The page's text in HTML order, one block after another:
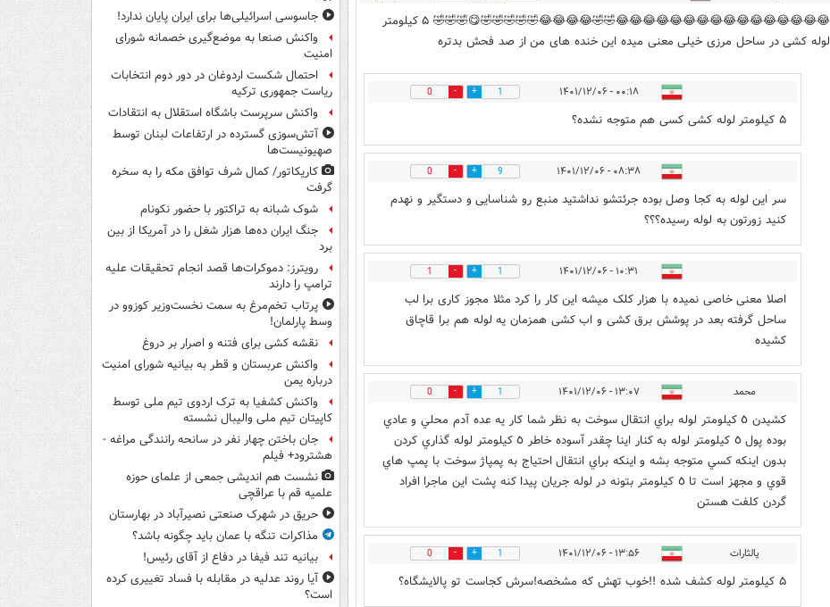
😂😂😂😂😂😂😂😂😂😂😂😂😂😂😂😂🤣🤣😂😂😂😂🤣🤣🤣🤣🤣😋🤣🤣🤣 ۵ کیلومتر
لوله کشی در ساحل مرزی خیلی معنی میده این خنده های من از صد فحش بدتره
۰۰:۱۸ - ۱۴۰۱/۱۲/۰۶ 1
0
۵ کیلومتر لوله کشی کسی هم متوجه نشده؟
۰۸:۳۸ - ۱۴۰۱/۱۲/۰۶ 9
0
سر این لوله به کجا وصل بوده جرئتشو نداشتید منبع رو شناسایی و دستگیر و نهدم
کنید زورتون به لوله رسیده؟؟؟
۱۰:۳۱ - ۱۴۰۱/۱۲/۰۶ 1
1
اصلا معنی خاصی نمیده با هزار کلک میشه این کار را کرد مثلا مجوز کاری برا لب
ساحل گرفته بعد در پوشش برق کشی و اب کشی همزمان یه لوله هم برا قاچاق
کشیده
محمد ۱۳:۰۷ - ۱۴۰۱/۱۲/۰۶ 1
0
كشيدن ٥ كيلومتر لوله براي انتقال سوخت به نظر شما كار يه عده آدم محلي و عادي
بوده پول ٥ كيلومتر لوله به كنار اينا چقدر آسوده خاطر ٥ كيلومتر لوله گذاري كردن
بدون اينكه كسي متوجه بشه و اينكه براي انتقال احتياج به پمپاژ سوخت با پمپ هاي
قوي و مجهز است تا ٥ كيلومتر بتونه در لوله جريان پيدا كنه پشت اين ماجرا افراد
گردن كلفت هستن
یالثارات ۱۳:۵۶ - ۱۴۰۱/۱۲/۰۶ 1
0
۵ کیلومتر لوله کشف شده !!خوب تهش که مشخصه!سرش کجاست تو پالایشگاه؟
جاسوسی اسرائیلی‌ها برای ایران پایان ندارد!
واکنش صنعا به موضع‌گیری خصمانه شورای
امنیت
احتمال شکست اردوغان در دور دوم انتخابات
ریاست جمهوری ترکیه
واکنش سرپرست باشگاه استقلال به انتقادات
آتش‌سوزی گسترده در ارتفاعات لبنان توسط
صهیونیست‌ها
کاریکاتور/ کمال شرف توافق مکه را به سخره
گرفت
شوک شبانه به تراکتور با حضور نکونام
جنگ ایران ده‌ها هزار شغل را در آمریکا از بین
برد
رویترز: دموکرات‌ها قصد انجام تحقیقات علیه
ترامپ را دارند
پرتاب تخم‌مرغ به سمت نخست‌وزیر کوزوو در
وسط پارلمان!
نقشه کشی برای فتنه و اصرار بر دروغ
واکنش عربستان و قطر به بیانیه شورای امنیت
درباره یمن
واکنش کشفیا به ترک اردوی تیم ملی توسط
کاپیتان تیم ملی والیبال نشسته
جان باختن چهار نفر در سانحه رانندگی مراغه -
هشترود+ فیلم
نشست هم اندیشی جمعی از علمای حوزه
علمیه قم با عراقچی
حریق در شهرک صنعتی نصیرآباد در بهارستان
مذاکرات تنگه با عمان باید چگونه باشد؟
بیانیه تند فیفا در دفاع از آقای رئیس!
آیا روند عدلیه در مقابله با فساد تغییری کرده
است؟